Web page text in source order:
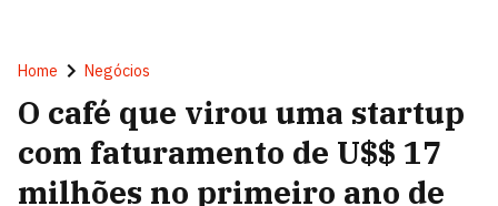
Home Negócios
O café que virou uma startup
com faturamento de U$$ 17
milhões no primeiro ano de